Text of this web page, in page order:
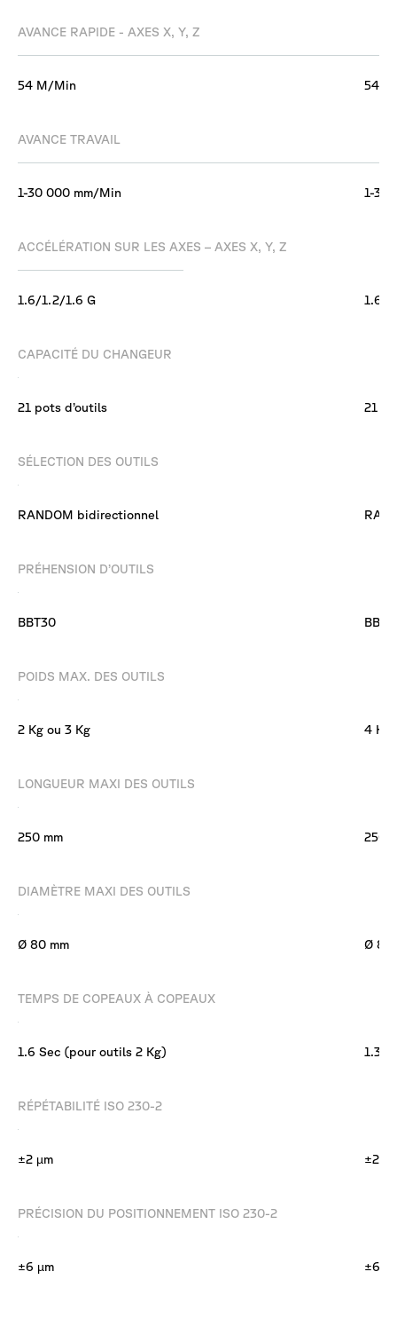
AVANCE RAPIDE - AXES X, Y, Z
54 M/Min
AVANCE TRAVAIL
1-30 000 mm/Min
ACCÉLÉRATION SUR LES AXES – AXES X, Y, Z
1.6/1.2/1.6 G
CAPACITÉ DU CHANGEUR
21 pots d’outils
SÉLECTION DES OUTILS
RANDOM bidirectionnel
PRÉHENSION D’OUTILS
BBT30
POIDS MAX. DES OUTILS
2 Kg ou 3 Kg
LONGUEUR MAXI DES OUTILS
250 mm
DIAMÈTRE MAXI DES OUTILS
Ø 80 mm
TEMPS DE COPEAUX À COPEAUX
1.6 Sec (pour outils 2 Kg)
RÉPÉTABILITÉ ISO 230-2
±2 µm
PRÉCISION DU POSITIONNEMENT ISO 230-2
±6 µm
54
1-30
1.6/
21
4 Kg
250
Ø 80
1.3
±2
±6